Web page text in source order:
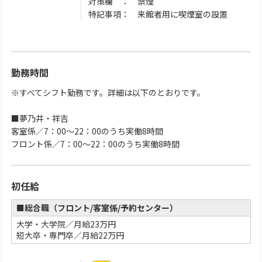
特記事項： 来館者用に喫煙室の設置
勤務時間
※すべてシフト勤務です。詳細は以下のとおりです。
■夢乃井・祥吉
客室係／7：00～22：00のうち実働8時間
フロント係／7：00～22：00のうち実働8時間
初任給
■総合職（フロント/客室係/予約センター）
大学・大学院／月給23万円
短大卒・専門卒／月給22万円